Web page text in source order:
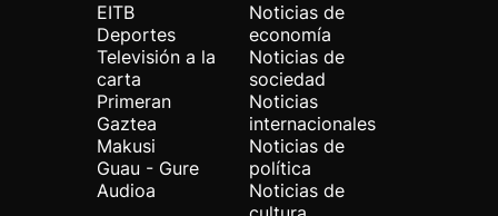
EITB
Deportes
Televisión a la
carta
Primeran
Gaztea
Makusi
Guau - Gure
Audioa
Noticias de
economía
Noticias de
sociedad
Noticias
internacionales
Noticias de
política
Noticias de